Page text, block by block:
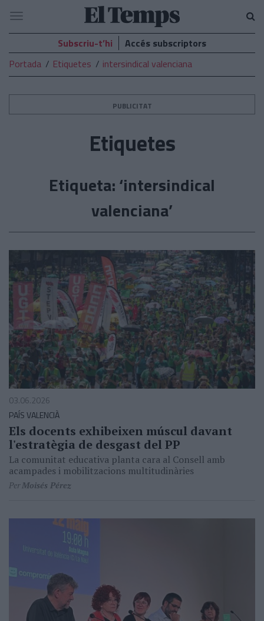
El
Temps
Navegació
Subscriu-t’hi
Accés subscriptors
Portada
Etiquetes intersindical valenciana
PUBLICITAT
Etiquetes
Etiqueta: ‘intersindical
valenciana’
03.06.2026
PAÍS VALENCIÀ
Els docents exhibeixen múscul davant
l'estratègia de desgast del PP
La comunitat educativa planta cara al Consell amb
acampades i mobilitzacions multitudinàries
PerMoisés Pérez